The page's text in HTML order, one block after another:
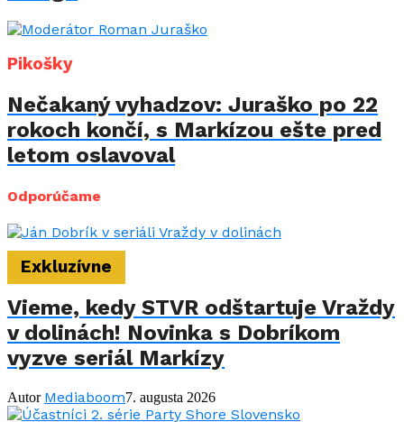
Pikošky
Nečakaný vyhadzov: Juraško po 22
rokoch končí, s Markízou ešte pred
letom oslavoval
Odporúčame
Exkluzívne
Vieme, kedy STVR odštartuje Vraždy
v dolinách! Novinka s Dobríkom
vyzve seriál Markízy
Autor Mediaboom7. augusta 2026